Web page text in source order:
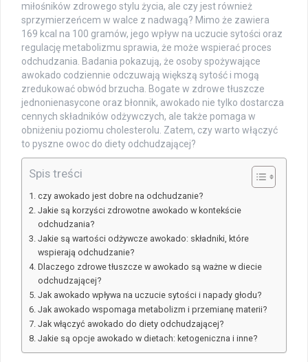
miłośników zdrowego stylu życia, ale czy jest również
sprzymierzeńcem w walce z nadwagą? Mimo że zawiera
169 kcal na 100 gramów, jego wpływ na uczucie sytości oraz
regulację metabolizmu sprawia, że może wspierać proces
odchudzania. Badania pokazują, że osoby spożywające
awokado codziennie odczuwają większą sytość i mogą
zredukować obwód brzucha. Bogate w zdrowe tłuszcze
jednonienasycone oraz błonnik, awokado nie tylko dostarcza
cennych składników odżywczych, ale także pomaga w
obniżeniu poziomu cholesterolu. Zatem, czy warto włączyć
to pyszne owoc do diety odchudzającej?
Spis treści
czy awokado jest dobre na odchudzanie?
Jakie są korzyści zdrowotne awokado w kontekście
odchudzania?
Jakie są wartości odżywcze awokado: składniki, które
wspierają odchudzanie?
Dlaczego zdrowe tłuszcze w awokado są ważne w diecie
odchudzającej?
Jak awokado wpływa na uczucie sytości i napady głodu?
Jak awokado wspomaga metabolizm i przemianę materii?
Jak włączyć awokado do diety odchudzającej?
Jakie są opcje awokado w dietach: ketogeniczna i inne?